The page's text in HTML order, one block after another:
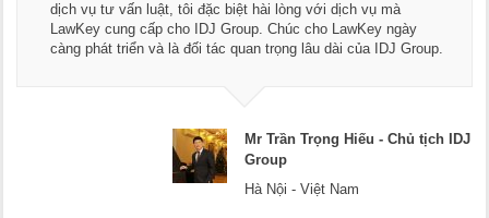
dịch vụ tư vấn luật, tôi đặc biệt hài lòng với dịch vụ mà
LawKey cung cấp cho IDJ Group. Chúc cho LawKey ngày
càng phát triển và là đối tác quan trọng lâu dài của IDJ Group.
Mr Trần Trọng Hiếu - Chủ tịch IDJ
Group
Hà Nội - Việt Nam